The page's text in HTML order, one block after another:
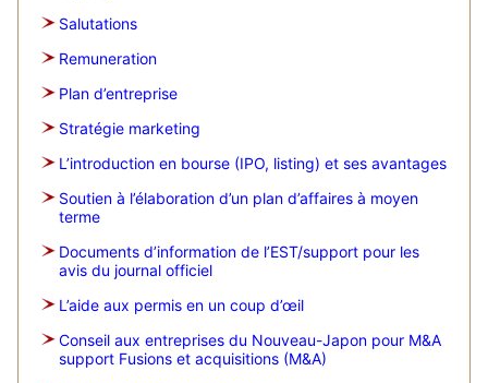
Salutations
Remuneration
Plan d’entreprise
Stratégie marketing
L’introduction en bourse (IPO, listing) et ses avantages
Soutien à l’élaboration d’un plan d’affaires à moyen
terme
Documents d’information de l’EST/support pour les
avis du journal officiel
L’aide aux permis en un coup d’œil
Conseil aux entreprises du Nouveau-Japon pour M&A
support Fusions et acquisitions (M&A)